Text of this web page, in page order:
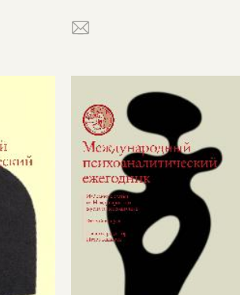
нет, вернуться назад